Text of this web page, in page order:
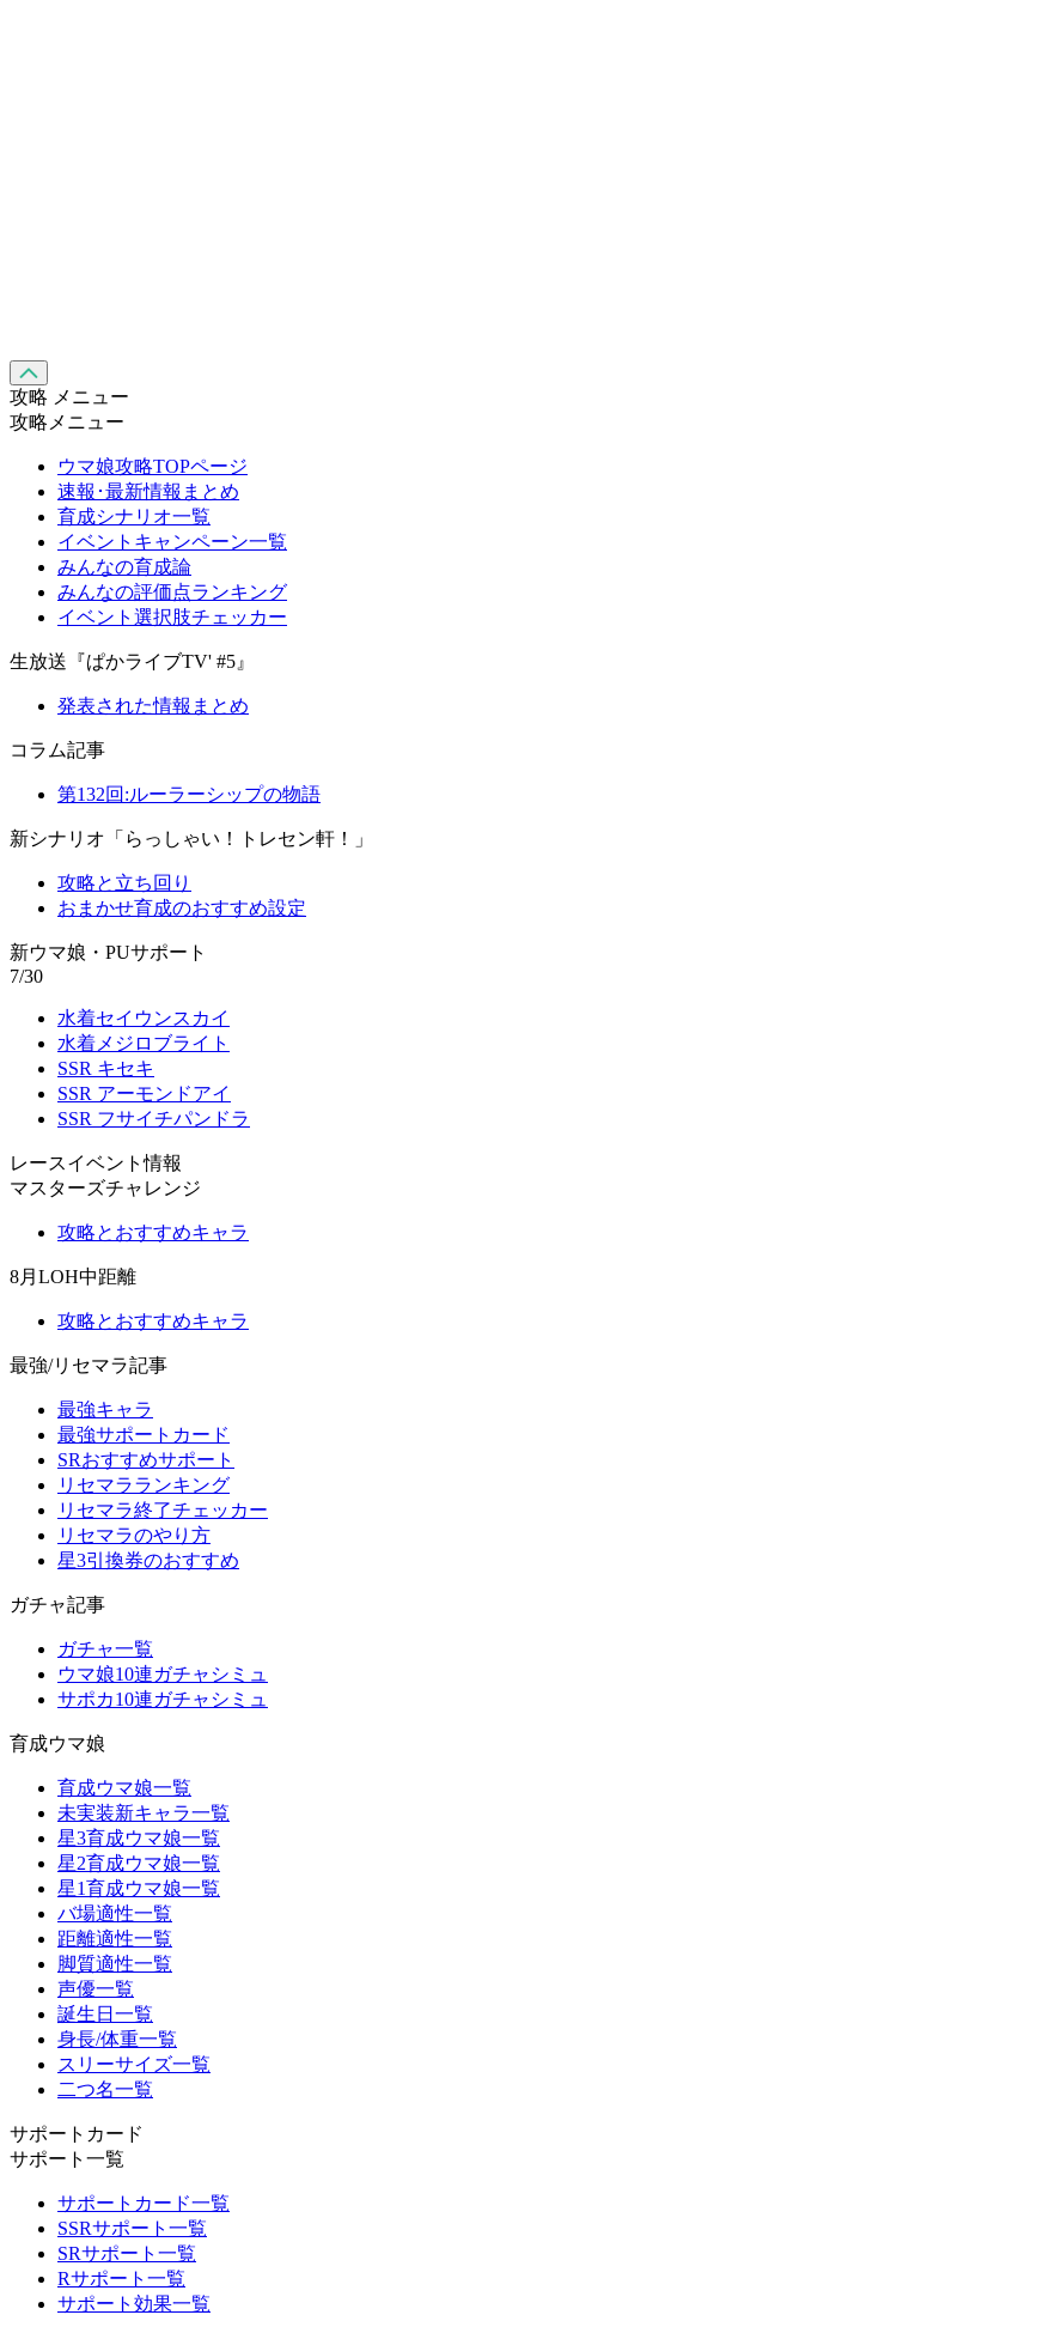
攻略 メニュー
攻略メニュー
ウマ娘攻略TOPページ
速報･最新情報まとめ
育成シナリオ一覧
イベントキャンペーン一覧
みんなの育成論
みんなの評価点ランキング
イベント選択肢チェッカー
生放送『ぱかライブTV' #5』
発表された情報まとめ
コラム記事
第132回:ルーラーシップの物語
新シナリオ「らっしゃい！トレセン軒！」
攻略と立ち回り
おまかせ育成のおすすめ設定
新ウマ娘・PUサポート
7/30
水着セイウンスカイ
水着メジロブライト
SSR キセキ
SSR アーモンドアイ
SSR フサイチパンドラ
レースイベント情報
マスターズチャレンジ
攻略とおすすめキャラ
8月LOH中距離
攻略とおすすめキャラ
最強/リセマラ記事
最強キャラ
最強サポートカード
SRおすすめサポート
リセマラランキング
リセマラ終了チェッカー
リセマラのやり方
星3引換券のおすすめ
ガチャ記事
ガチャ一覧
ウマ娘10連ガチャシミュ
サポカ10連ガチャシミュ
育成ウマ娘
育成ウマ娘一覧
未実装新キャラ一覧
星3育成ウマ娘一覧
星2育成ウマ娘一覧
星1育成ウマ娘一覧
バ場適性一覧
距離適性一覧
脚質適性一覧
声優一覧
誕生日一覧
身長/体重一覧
スリーサイズ一覧
二つ名一覧
サポートカード
サポート一覧
サポートカード一覧
SSRサポート一覧
SRサポート一覧
Rサポート一覧
サポート効果一覧